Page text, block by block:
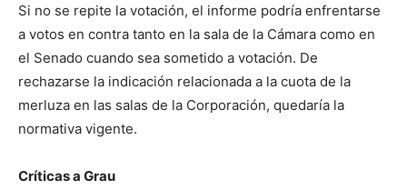
Si no se repite la votación, el informe podría enfrentarse
a votos en contra tanto en la sala de la Cámara como en
el Senado cuando sea sometido a votación. De
rechazarse la indicación relacionada a la cuota de la
merluza en las salas de la Corporación, quedaría la
normativa vigente.
Críticas a Grau